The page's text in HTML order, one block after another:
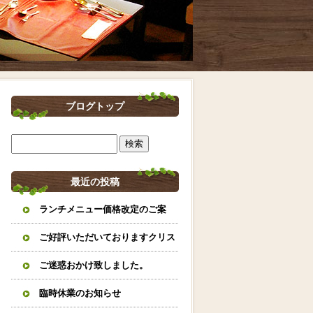
ブログトップ
最近の投稿
ランチメニュー価格改定のご案
内。
ご好評いただいておりますクリス
マスオードブルとイタリアンおせ
ちのご案内になります。
ご迷惑おかけ致しました。
臨時休業のお知らせ